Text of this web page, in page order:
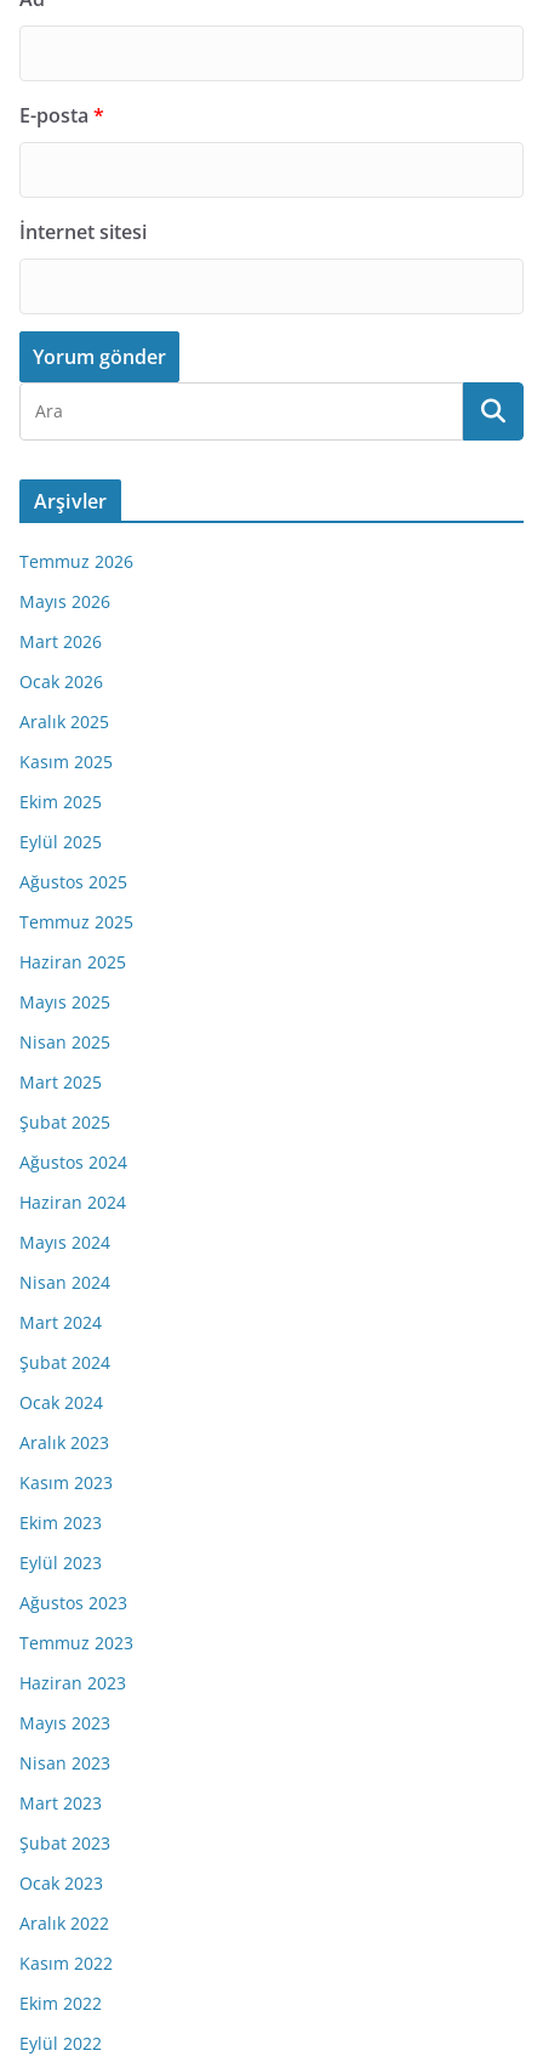
E-posta *
İnternet sitesi
Arşivler
Temmuz 2026
Mayıs 2026
Mart 2026
Ocak 2026
Aralık 2025
Kasım 2025
Ekim 2025
Eylül 2025
Ağustos 2025
Temmuz 2025
Haziran 2025
Mayıs 2025
Nisan 2025
Mart 2025
Şubat 2025
Ağustos 2024
Haziran 2024
Mayıs 2024
Nisan 2024
Mart 2024
Şubat 2024
Ocak 2024
Aralık 2023
Kasım 2023
Ekim 2023
Eylül 2023
Ağustos 2023
Temmuz 2023
Haziran 2023
Mayıs 2023
Nisan 2023
Mart 2023
Şubat 2023
Ocak 2023
Aralık 2022
Kasım 2022
Ekim 2022
Eylül 2022